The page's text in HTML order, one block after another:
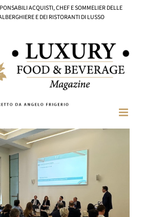
ACQUISTI, CHEF E SOMMELIER DELLE
E DEI RISTORANTI DI LUSSO